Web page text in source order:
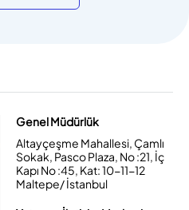
Genel Müdürlük
Altayçeşme Mahallesi, Çamlı
Sokak, Pasco Plaza, No :21, İç
Kapı No :45, Kat: 10-11-12
Maltepe/ İstanbul